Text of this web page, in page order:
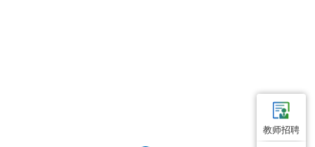
教师招聘